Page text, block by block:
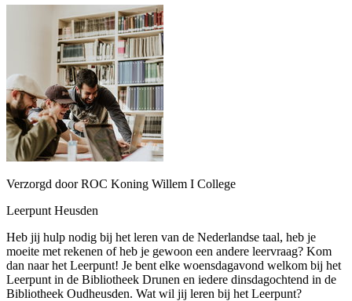
Verzorgd door ROC Koning Willem I College
Leerpunt Heusden
Heb jij hulp nodig bij het leren van de Nederlandse taal, heb je
moeite met rekenen of heb je gewoon een andere leervraag? Kom
dan naar het Leerpunt! Je bent elke woensdagavond welkom bij het
Leerpunt in de Bibliotheek Drunen en iedere dinsdagochtend in de
Bibliotheek Oudheusden. Wat wil jij leren bij het Leerpunt?